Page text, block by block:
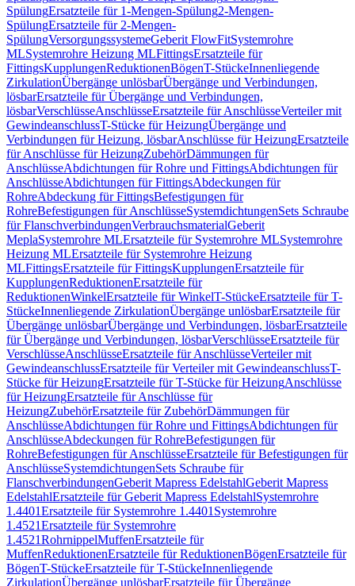
SpülungErsatzteile für 1-Mengen-Spülung2-Mengen-
SpülungErsatzteile für 2-Mengen-
SpülungVersorgungssystemeGeberit FlowFitSystemrohre
MLSystemrohre Heizung MLFittingsErsatzteile für
FittingsKupplungenReduktionenBögenT-StückeInnenliegende
ZirkulationÜbergänge unlösbarÜbergänge und Verbindungen,
lösbarErsatzteile für Übergänge und Verbindungen,
lösbarVerschlüsseAnschlüsseErsatzteile für AnschlüsseVerteiler mit
GewindeanschlussT-Stücke für HeizungÜbergänge und
Verbindungen für Heizung, lösbarAnschlüsse für HeizungErsatzteile
für Anschlüsse für HeizungZubehörDämmungen für
AnschlüsseAbdichtungen für Rohre und FittingsAbdichtungen für
AnschlüsseAbdichtungen für FittingsAbdeckungen für
RohreAbdeckung für FittingsBefestigungen für
RohreBefestigungen für AnschlüsseSystemdichtungenSets Schraube
für FlanschverbindungenVerbrauchsmaterialGeberit
MeplaSystemrohre MLErsatzteile für Systemrohre MLSystemrohre
Heizung MLErsatzteile für Systemrohre Heizung
MLFittingsErsatzteile für FittingsKupplungenErsatzteile für
KupplungenReduktionenErsatzteile für
ReduktionenWinkelErsatzteile für WinkelT-StückeErsatzteile für T-
StückeInnenliegende ZirkulationÜbergänge unlösbarErsatzteile für
Übergänge unlösbarÜbergänge und Verbindungen, lösbarErsatzteile
für Übergänge und Verbindungen, lösbarVerschlüsseErsatzteile für
VerschlüsseAnschlüsseErsatzteile für AnschlüsseVerteiler mit
GewindeanschlussErsatzteile für Verteiler mit GewindeanschlussT-
Stücke für HeizungErsatzteile für T-Stücke für HeizungAnschlüsse
für HeizungErsatzteile für Anschlüsse für
HeizungZubehörErsatzteile für ZubehörDämmungen für
AnschlüsseAbdichtungen für Rohre und FittingsAbdichtungen für
AnschlüsseAbdeckungen für RohreBefestigungen für
RohreBefestigungen für AnschlüsseErsatzteile für Befestigungen für
AnschlüsseSystemdichtungenSets Schraube für
FlanschverbindungenGeberit Mapress EdelstahlGeberit Mapress
EdelstahlErsatzteile für Geberit Mapress EdelstahlSystemrohre
1.4401Ersatzteile für Systemrohre 1.4401 Systemrohre
1.4521Ersatzteile für Systemrohre
1.4521RohrnippelMuffenErsatzteile für
MuffenReduktionenErsatzteile für ReduktionenBögenErsatzteile für
BögenT-StückeErsatzteile für T-StückeInnenliegende
ZirkulationÜbergänge unlösbarErsatzteile für Übergänge